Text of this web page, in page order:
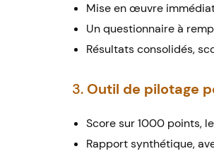
Mise en œuvre
Un questionnaire à
Résultats consolidés,
3. Outil de pilotage
Score sur 1000 points,
Rapport synthétique,